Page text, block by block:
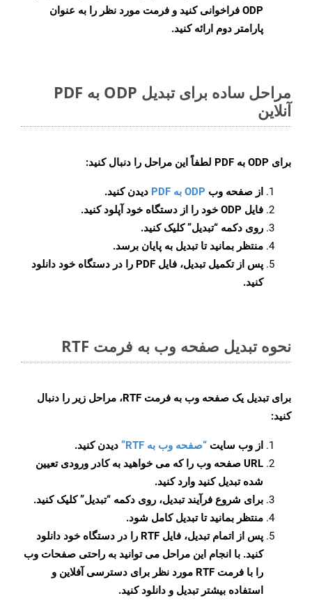
ODP فراخوانی کنید و فرمت مورد نظر را به عنوان
پارامتر دوم ارائه کنید.
مراحل ساده برای تبدیل ODP به PDF
آنلاین
برای ODP به PDF لطفاً این مراحل را دنبال کنید:
از صفحه وب ODP به PDF
دیدن کنید.
فایل ODP خود را از دستگاه خود آپلود کنید.
روی دکمه “تبدیل”کلیک کنید.
منتظر بمانید تا تبدیل به پایان برسد.
پس از تکمیل تبدیل، فایل PDF را در دستگاه خود دانلود
کنید.
نحوه تبدیل صفحه وب به فرمت RTF
برای تبدیل یک صفحه وب به فرمت RTF، مراحل زیر را دنبال
کنید:
از وب سایت “صفحه وب به RTF”
دیدن کنید.
URL صفحه وب را که می خواهید به کادر ورودی تعیین
شده تبدیل کنید وارد کنید.
برای شروع فرآیند تبدیل، روی دکمه “تبدیل” کلیک کنید.
منتظر بمانید تا تبدیل کامل شود.
پس از اتمام تبدیل، فایل RTF را در دستگاه خود دانلود
کنید. با انجام این مراحل می توانید به راحتی صفحات وب
را با فرمت RTF مورد نظر برای دسترسی آفلاین و
استفاده بیشتر تبدیل و دانلود کنید.